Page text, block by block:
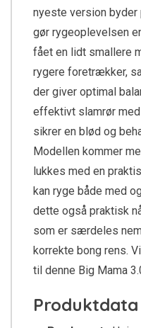
nyeste version
gør rygeoplevelsen
fået en lidt smallere
rygere foretrækker,
der giver optimal
effektivt slamrør
sikrer en blød og
Modellen kommer
lukkes med en
kan ryge både med
dette også praktisk
som er særdeles
korrekte bong rens.
til denne Big Mama
Produktdata